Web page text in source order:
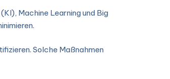
Machine Learning und Big
Solche Maßnahmen